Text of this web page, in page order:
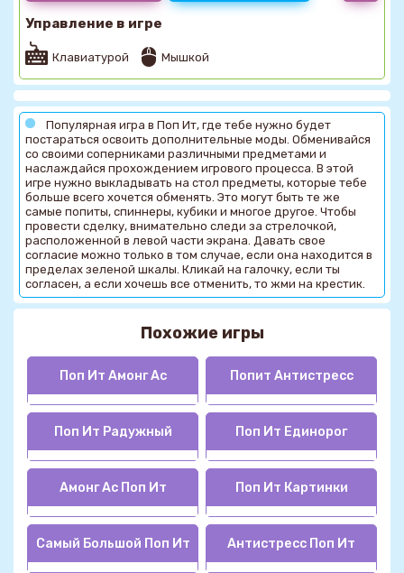
Управление в игре
Клавиатурой Мышкой
Популярная игра в Поп Ит, где тебе нужно будет
постараться освоить дополнительные моды. Обменивайся
со своими соперниками различными предметами и
наслаждайся прохождением игрового процесса. В этой
игре нужно выкладывать на стол предметы, которые тебе
больше всего хочется обменять. Это могут быть те же
самые попиты, спиннеры, кубики и многое другое. Чтобы
провести сделку, внимательно следи за стрелочкой,
расположенной в левой части экрана. Давать свое
согласие можно только в том случае, если она находится в
пределах зеленой шкалы. Кликай на галочку, если ты
согласен, а если хочешь все отменить, то жми на крестик.
Похожие игры
Поп Ит Амонг Ас Попит Антистресс
Поп Ит Радужный Поп Ит Единорог
Амонг Ас Поп Ит Поп Ит Картинки
Самый Большой Поп Ит Антистресс Поп Ит